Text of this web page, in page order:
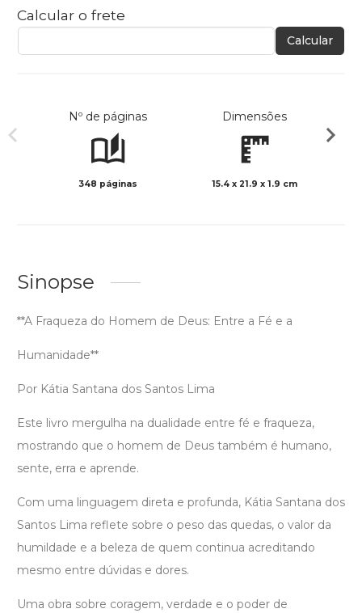
Calcular o frete
Calcular
Nº de páginas
348 páginas
Dimensões
15.4 x 21.9 x 1.9 cm
Sinopse
**A Fraqueza do Homem de Deus: Entre a Fé e a
Humanidade**
Por Kátia Santana dos Santos Lima
Este livro mergulha na dualidade entre fé e fraqueza,
mostrando que o homem de Deus também é humano,
sente, erra e aprende.
Com uma linguagem direta e profunda, Kátia Santana dos
Santos Lima reflete sobre o peso das quedas, o valor da
humildade e a beleza de quem continua acreditando
mesmo entre dúvidas e dores.
Uma obra sobre coragem, verdade e o poder de